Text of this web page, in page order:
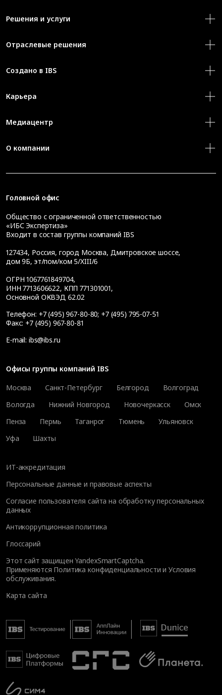
Решения и услуги
Отраслевые решения
Создано в IBS
Карьера
Медиацентр
О компании
Головной офис
Общество с ограниченной ответственностью
«ИБС Экспертиза»
Входит в состав группы компаний IBS
127434, Россия, город Москва, Дмитровское шоссе,
дом 9Б, эт/пом/ком 5/XIII/6
ОГРН 1067761849704,
ИНН 7713606622, КПП 771301001,
Основной ОКВЭД 62.02
Телефон: +7 (495) 967-80-80; +7 (495) 795-07-51
Факс: +7 (495) 967-80-81
E-mail: ibs@ibs.ru
Офисы группы компаний IBS
Москва
Санкт-Петербург Белгород
Волгоград
Вологда
Нижний Новгород Новочеркасск
Омск
Пенза
Пермь Таганрог Тюмень
Ульяновск
Уфа
Шахты
ИТ-аккредитация
Персональные данные и правовые аспекты
Согласие пользователя сайта на обработку персональных
данных
Антикоррупционная политика
Глоссарий
Этот сайт защищен YandexSmartCaptcha.
Применяются Политика конфиденциальности иУсловия
обслуживания.
Карта сайта